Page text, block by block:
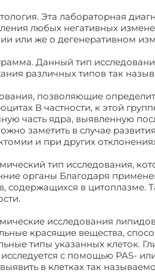
Эта лабораторная
любых негативных
или же о дегенеративном
Данный тип
различных типов так
позволяющие
В частности, к этой
часть ядра, выявленную
заметить в случае
и при других
тип исследования,
органы Благодаря
содержащихся в цитоплазме.
исследования
красящие вещества,
типы указанных клеток.
исследуется с помощью PAS-
в клетках так